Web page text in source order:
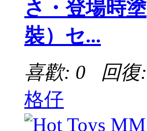
さ・登場時塗
裝）セ...
喜歡: 0 回復:
格仔